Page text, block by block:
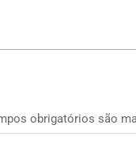
obrigatórios são